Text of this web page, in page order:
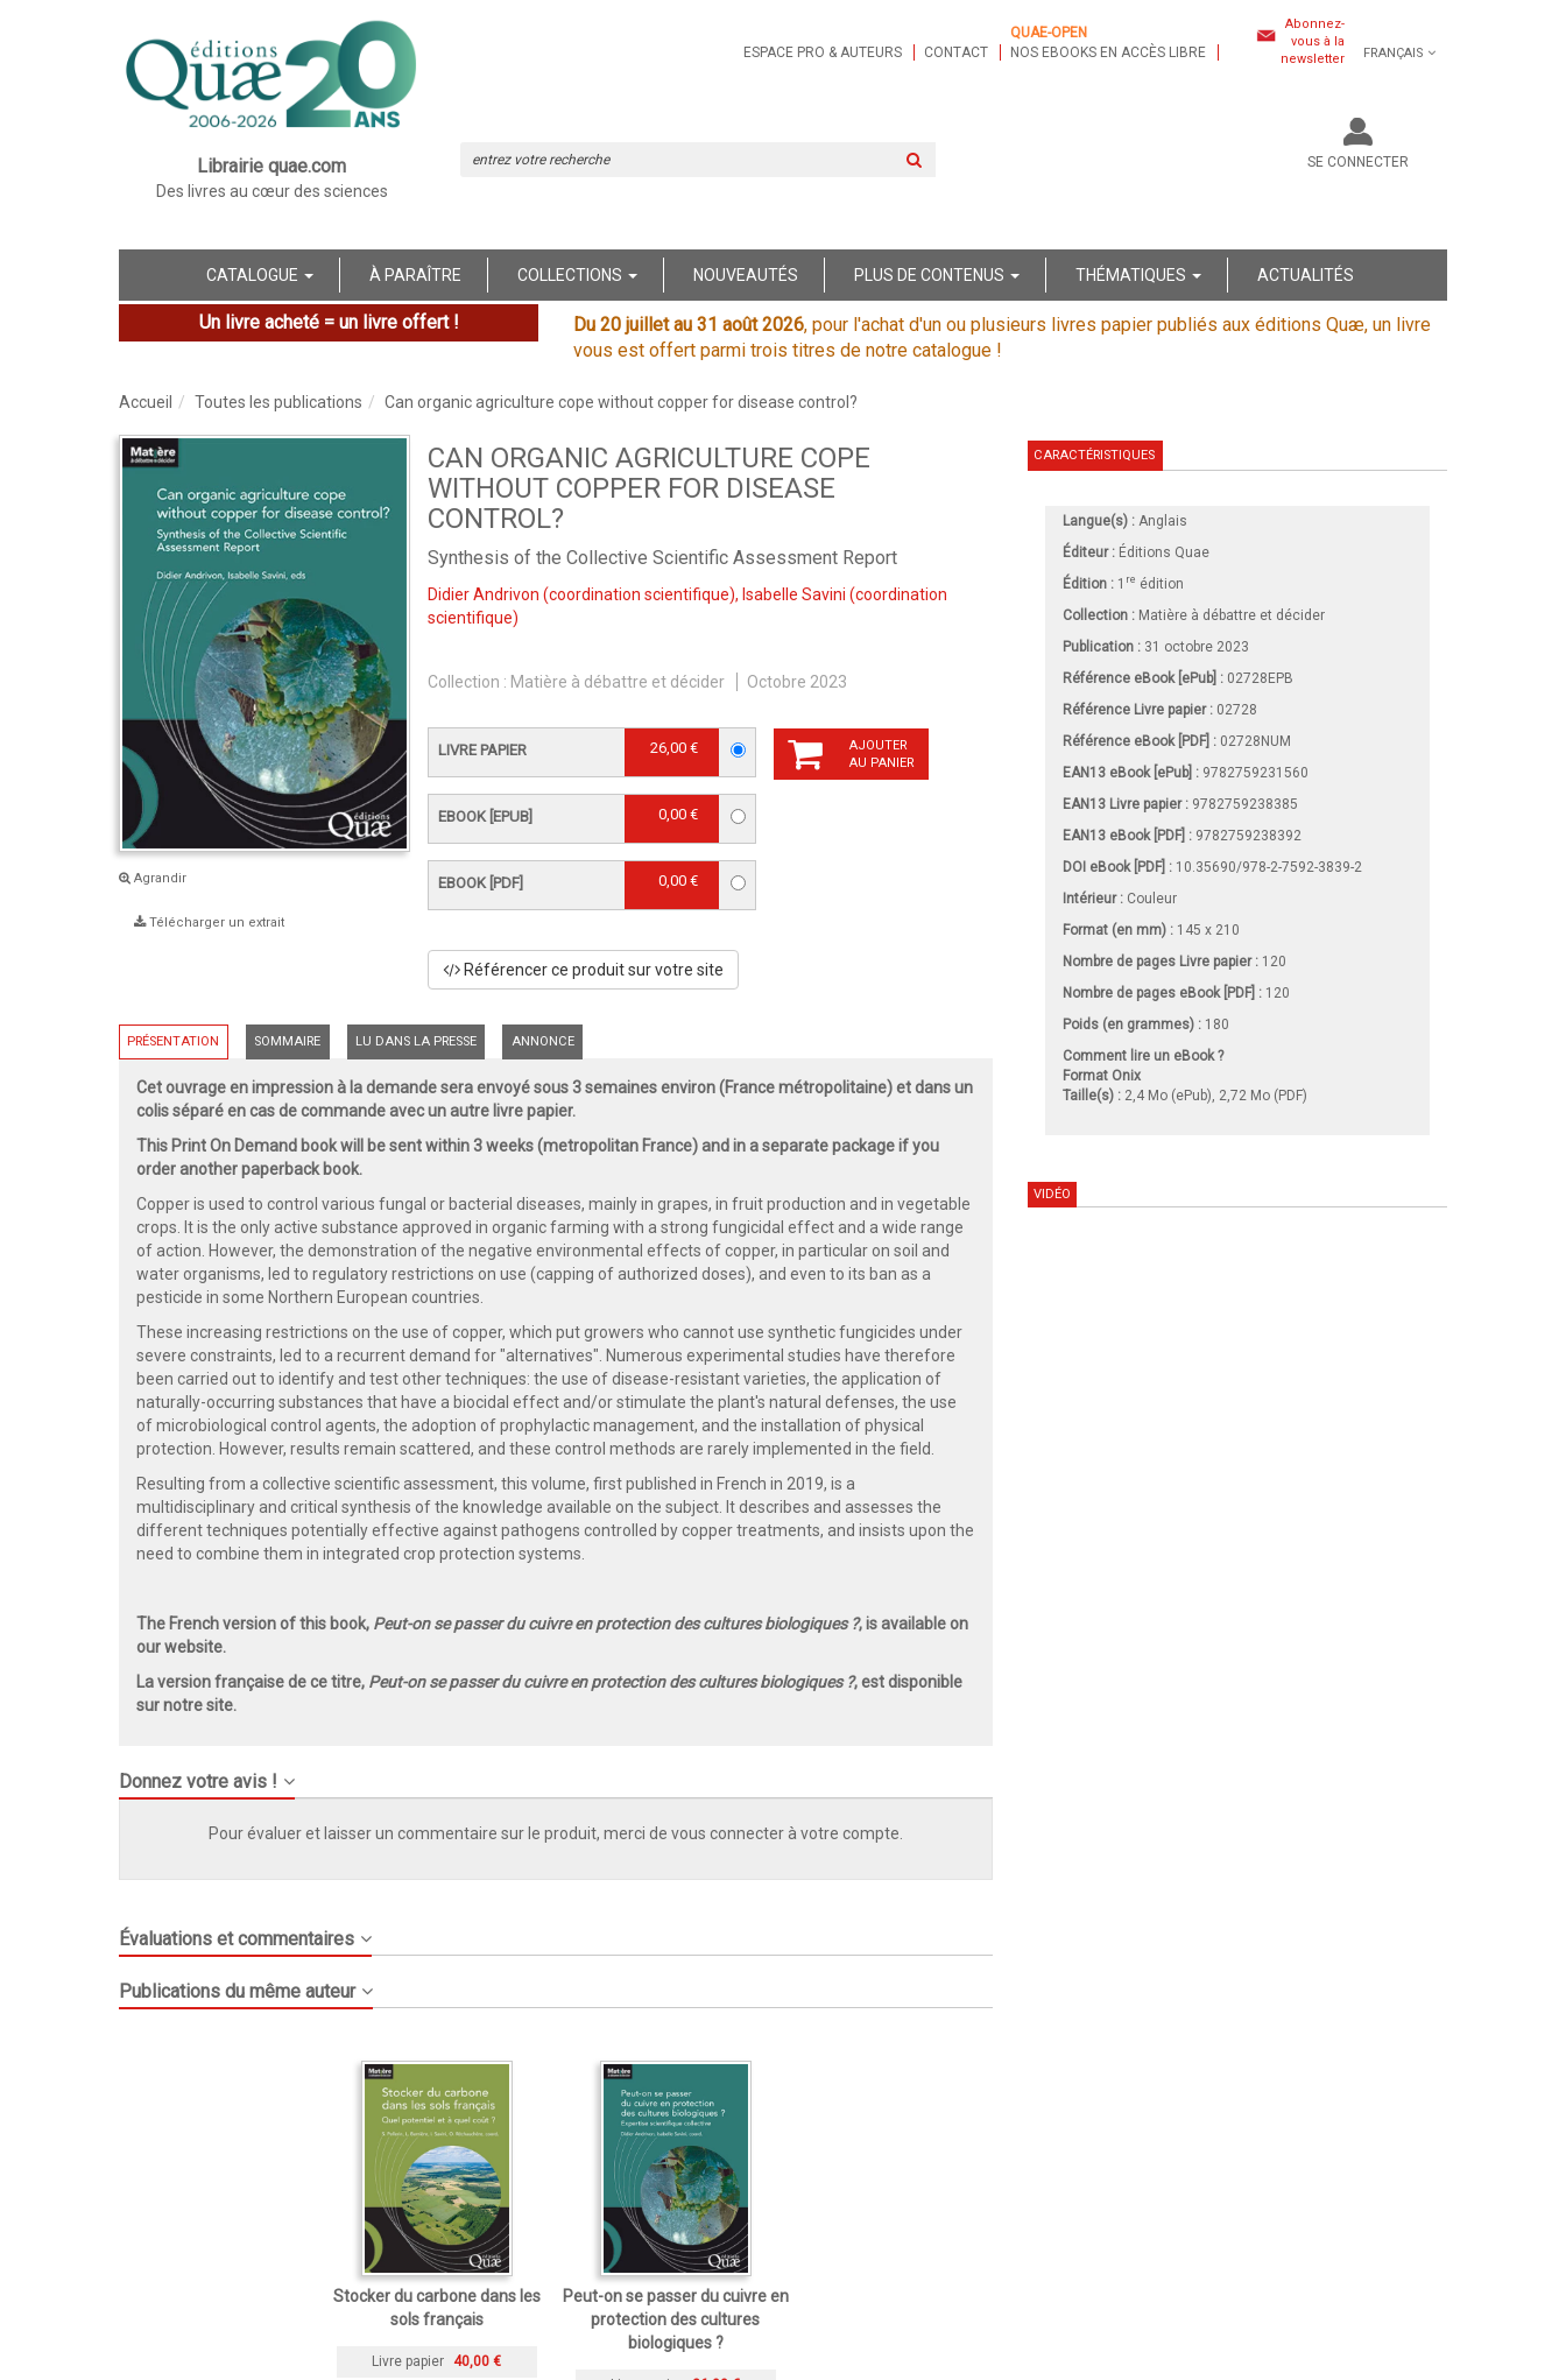
Librairie quae.com
Des livres au cœur des sciences
ESPACE PRO & AUTEURS CONTACT
QUAE-OPEN
NOS EBOOKS EN ACCÈS LIBRE
Abonnez-
vous à la
newsletter
FRANÇAIS
SE CONNECTER
CATALOGUE À PARAÎTRE COLLECTIONS NOUVEAUTÉS PLUS DE CONTENUS THÉMATIQUES ACTUALITÉS
Un livre acheté = un livre offert ! Du 20 juillet au 31 août 2026, pour l'achat d'un ou plusieurs livres papier publiés aux éditions Quæ, un livre
vous est offert parmi trois titres de notre catalogue !
Accueil Toutes les publications Can organic agriculture cope without copper for disease control?
Agrandir
Télécharger un extrait
CAN ORGANIC AGRICULTURE COPE
WITHOUT COPPER FOR DISEASE
CONTROL?
Synthesis of the Collective Scientific Assessment Report
Didier Andrivon (coordination scientifique), Isabelle Savini (coordination
scientifique)
Collection : Matière à débattre et décider Octobre 2023
LIVRE PAPIER 26,00 €
EBOOK [EPUB] 0,00 €
EBOOK [PDF] 0,00 €
AJOUTER
AU PANIER
Référencer ce produit sur votre site
PRÉSENTATION SOMMAIRE LU DANS LA PRESSE ANNONCE
Cet ouvrage en impression à la demande sera envoyé sous 3 semaines environ (France métropolitaine) et dans un
colis séparé en cas de commande avec un autre livre papier.
This Print On Demand book will be sent within 3 weeks (metropolitan France) and in a separate package if you
order another paperback book.
Copper is used to control various fungal or bacterial diseases, mainly in grapes, in fruit production and in vegetable
crops. It is the only active substance approved in organic farming with a strong fungicidal effect and a wide range
of action. However, the demonstration of the negative environmental effects of copper, in particular on soil and
water organisms, led to regulatory restrictions on use (capping of authorized doses), and even to its ban as a
pesticide in some Northern European countries.
These increasing restrictions on the use of copper, which put growers who cannot use synthetic fungicides under
severe constraints, led to a recurrent demand for "alternatives". Numerous experimental studies have therefore
been carried out to identify and test other techniques: the use of disease-resistant varieties, the application of
naturally-occurring substances that have a biocidal effect and/or stimulate the plant's natural defenses, the use
of microbiological control agents, the adoption of prophylactic management, and the installation of physical
protection. However, results remain scattered, and these control methods are rarely implemented in the field.
Resulting from a collective scientific assessment, this volume, first published in French in 2019, is a
multidisciplinary and critical synthesis of the knowledge available on the subject. It describes and assesses the
different techniques potentially effective against pathogens controlled by copper treatments, and insists upon the
need to combine them in integrated crop protection systems.
The French version of this book, Peut-on se passer du cuivre en protection des cultures biologiques ?, is available on
our website.
La version française de ce titre, Peut-on se passer du cuivre en protection des cultures biologiques ?, est disponible
sur notre site.
Donnez votre avis !
Pour évaluer et laisser un commentaire sur le produit, merci de vous connecter à votre compte.
Évaluations et commentaires
Publications du même auteur
Stocker du carbone dans les
sols français
Livre papier 40,00 €
Peut-on se passer du cuivre en
protection des cultures
biologiques ?
CARACTÉRISTIQUES
Langue(s) : Anglais
Éditeur : Éditions Quae
Édition : 1 re édition
Collection : Matière à débattre et décider
Publication : 31 octobre 2023
Référence eBook [ePub] : 02728EPB
Référence Livre papier : 02728
Référence eBook [PDF] : 02728NUM
EAN13 eBook [ePub] : 9782759231560
EAN13 Livre papier : 9782759238385
EAN13 eBook [PDF] : 9782759238392
DOI eBook [PDF] : 10.35690/978-2-7592-3839-2
Intérieur : Couleur
Format (en mm) : 145 x 210
Nombre de pages Livre papier: 120
Nombre de pages eBook [PDF] : 120
Poids (en grammes) : 180
Comment lire un eBook ?
Format Onix
Taille(s) : 2,4 Mo (ePub), 2,72 Mo (PDF)
VIDÉO